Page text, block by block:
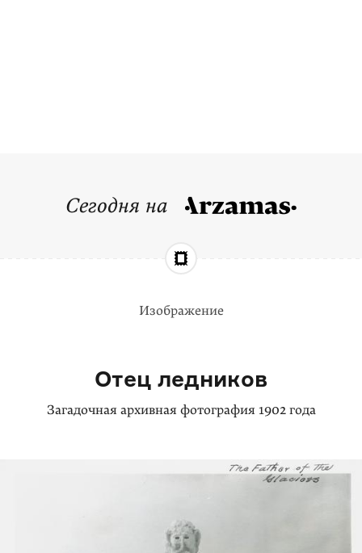
Сегодня на
Изображение
Отец ледников
Загадочная архивная фотография 1902 года